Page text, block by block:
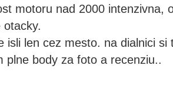
motoru nad 2000 intenzivna,
otacky.
isli len cez mesto. na dialnici
plne body za foto a recenziu..